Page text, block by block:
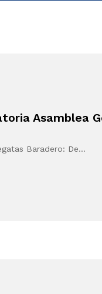
Asamblea
Baradero: De…